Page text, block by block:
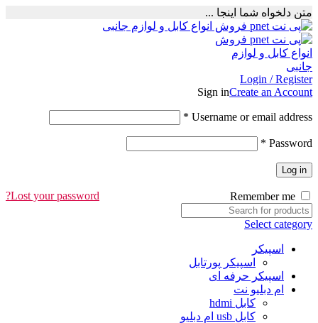
متن دلخواه شما اینجا ...
Login / Register
Sign inCreate an Account
Username or email address
*
Password
*
Log in
Lost your password? Remember me
Select category
اسپیکر
اسپیکر پورتابل
اسپیکر حرفه ای
ام دبلیو نت
کابل hdmi
کابل usb ام دبلیو